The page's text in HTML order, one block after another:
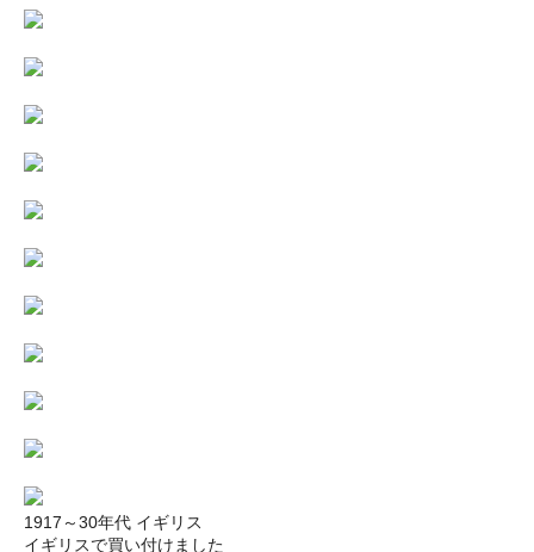
1917～30年代 イギリス
イギリスで買い付けました